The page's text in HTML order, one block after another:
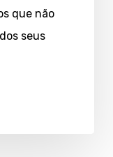
que não
seus